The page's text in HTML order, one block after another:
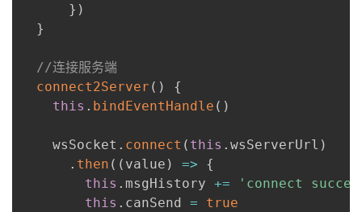
} )
}
//连接服务端
connect2Server ( )
{
this . bindEventHandle ( )
    wsSocket
. connect ( this . wsServerUrl )
. then ( ( value ) =>
{
this . msgHistory +=
'connect
this . canSend =
true